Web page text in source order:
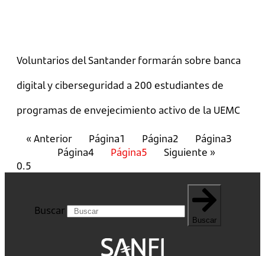
Voluntarios del Santander formarán sobre banca
digital y ciberseguridad a 200 estudiantes de
programas de envejecimiento activo de la UEMC
« Anterior Página1 Página2 Página3
Página4 Página5 Siguiente »
Buscar
Buscar